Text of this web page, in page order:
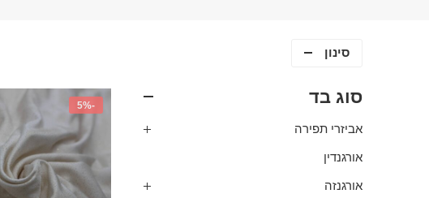
סינון
-5% סוג בד
אביזרי תפירה
אורגנדין
אורגנזה